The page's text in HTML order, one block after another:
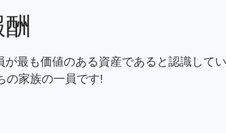
が最も価値のある資産であると認識して
の家族の一員です!